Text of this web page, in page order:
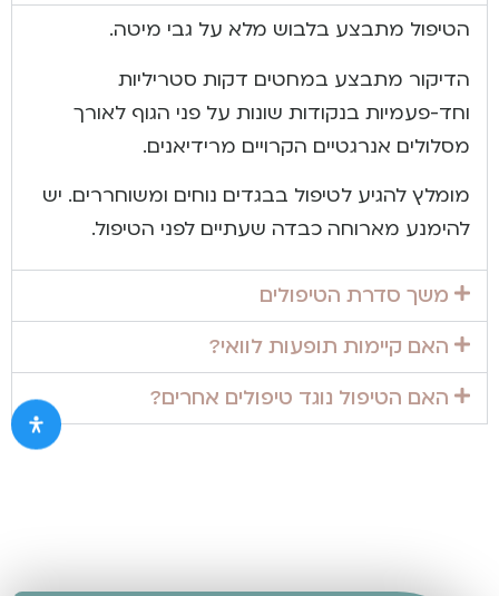
הטיפול מתבצע בלבוש מלא על גבי מיטה.
הדיקור מתבצע במחטים דקות סטריליות
וחד-פעמיות בנקודות שונות על פני הגוף לאורך
מסלולים אנרגטיים הקרויים מרידיאנים.
מומלץ להגיע לטיפול בבגדים נוחים ומשוחררים. יש
להימנע מארוחה כבדה שעתיים לפני הטיפול.
משך סדרת הטיפולים
האם קיימות תופעות לוואי?
האם הטיפול נוגד טיפולים אחרים?